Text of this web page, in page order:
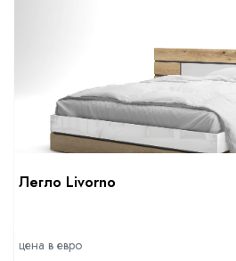
Легло Livorno
цена в евро